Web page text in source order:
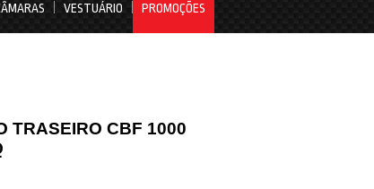
VESTUÁRIO PROMOÇÕES
TRASEIRO CBF 1000